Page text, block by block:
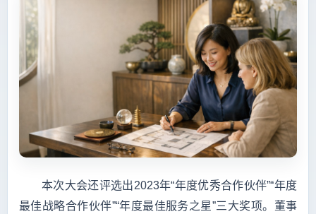
本次大会还评选出2023年“年度优秀合作伙伴”“年度
最佳战略合作伙伴”“年度最佳服务之星”三大奖项。董事